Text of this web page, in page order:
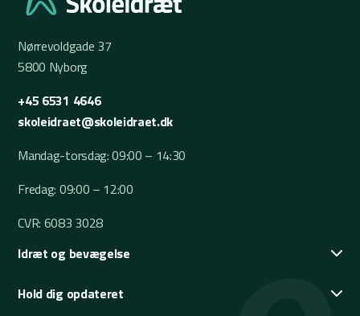
Nørrevoldgade 37
5800 Nyborg
+45 6531 4646
skoleidraet@skoleidraet.dk
Mandag-torsdag: 09:00 – 14:30
Fredag: 09:00 – 12:00
CVR: 6083 3028
Idræt og bevægelse
Hold dig opdateret